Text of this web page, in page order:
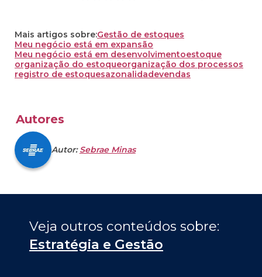
Mais artigos sobre:Gestão de estoques
Meu negócio está em expansão
Meu negócio está em desenvolvimentoestoque
organização do estoqueorganização dos processos
registro de estoquesazonalidadevendas
Autores
Autor:Sebrae Minas
Estratégia e Gestão